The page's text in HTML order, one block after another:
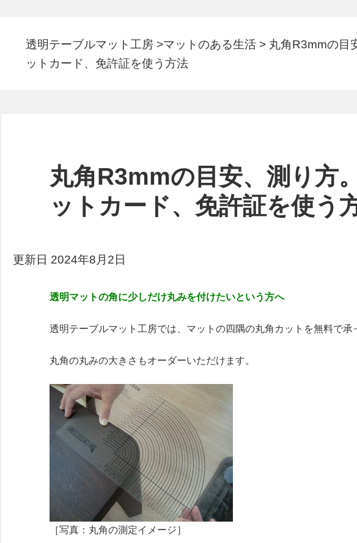
透明テーブルマット工房>マットのある生活> 丸角R3mmの目
ットカード、免許証を使う方法
丸角R3mmの目安、測り方
ットカード、免許証を使う
更新日 2024年8月2日
透明マットの角に少しだけ丸みを付けたいという方へ
透明テーブルマット工房では、マットの四隅の丸角カットを無料で承
丸角の丸みの大きさもオーダーいただけます。
［写真：丸角の測定イメージ］